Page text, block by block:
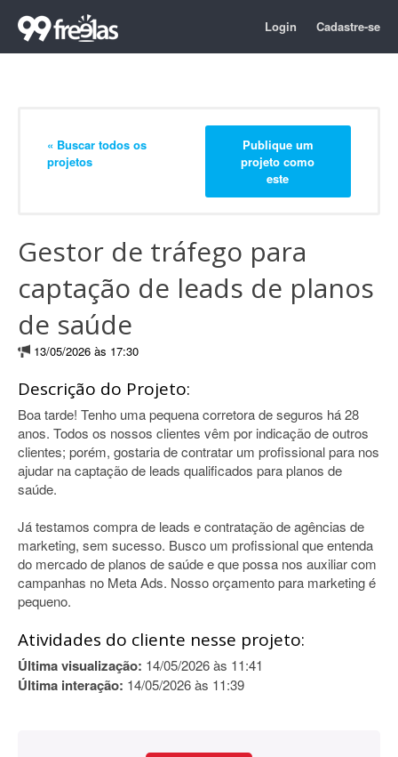
Login Cadastre-se
« Buscar todos os
projetos
Publique um
projeto como
este
Gestor de tráfego para
captação de leads de planos
de saúde
13/05/2026 às 17:30
Descrição do Projeto:
Boa tarde! Tenho uma pequena corretora de seguros há 28
anos. Todos os nossos clientes vêm por indicação de outros
clientes; porém, gostaria de contratar um profissional para nos
ajudar na captação de leads qualificados para planos de
saúde.
Já testamos compra de leads e contratação de agências de
marketing, sem sucesso. Busco um profissional que entenda
do mercado de planos de saúde e que possa nos auxiliar com
campanhas no Meta Ads. Nosso orçamento para marketing é
pequeno.
Atividades do cliente nesse projeto:
Última visualização: 14/05/2026 às 11:41
Última interação: 14/05/2026 às 11:39